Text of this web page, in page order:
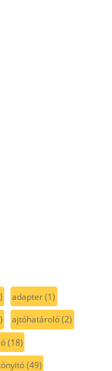
adapter(1)
ajtóhatároló(2)
(18)
(49)